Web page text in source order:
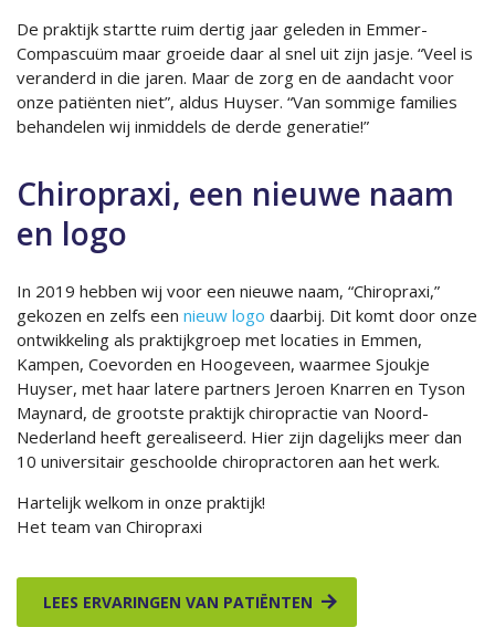
De praktijk startte ruim dertig jaar geleden in Emmer-
Compascuüm maar groeide daar al snel uit zijn jasje. “Veel is
veranderd in die jaren. Maar de zorg en de aandacht voor
onze patiënten niet”, aldus Huyser. “Van sommige families
behandelen wij inmiddels de derde generatie!”
Chiropraxi, een nieuwe naam
en logo
In 2019 hebben wij voor een nieuwe naam, “Chiropraxi,”
gekozen en zelfs een nieuw logo daarbij. Dit komt door onze
ontwikkeling als praktijkgroep met locaties in Emmen,
Kampen, Coevorden en Hoogeveen, waarmee Sjoukje
Huyser, met haar latere partners Jeroen Knarren en Tyson
Maynard, de grootste praktijk chiropractie van Noord-
Nederland heeft gerealiseerd. Hier zijn dagelijks meer dan
10 universitair geschoolde chiropractoren aan het werk.
Hartelijk welkom in onze praktijk!
Het team van Chiropraxi
LEES ERVARINGEN VAN PATIËNTEN